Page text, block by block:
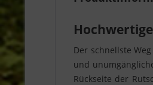
Der schnellste
und
Rückseite der